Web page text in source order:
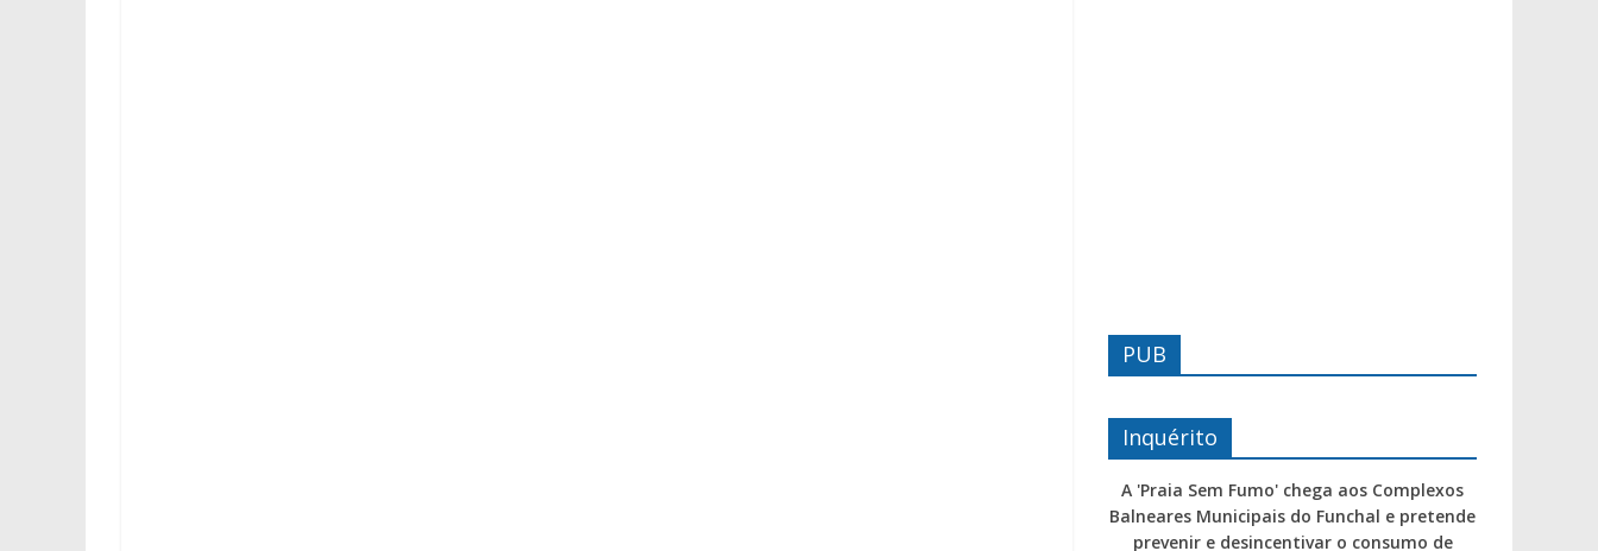
PUB
Inquérito
A 'Praia Sem Fumo' chega aos Complexos
Balneares Municipais do Funchal e pretende
prevenir e desincentivar o consumo de